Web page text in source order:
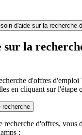
d'aide sur la recherche
sur la
d'offres d'emploi
en cliquant sur l'étape
recherche
recherche d'offres, vous
: